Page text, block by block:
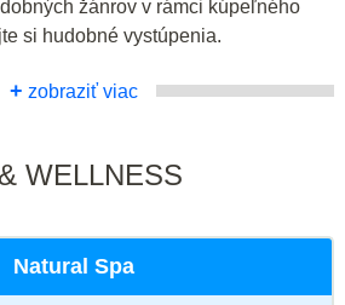
žánrov v rámci kúpeľného
si hudobné vystúpenia.
+ zobraziť viac
WELLNESS
Natural Spa